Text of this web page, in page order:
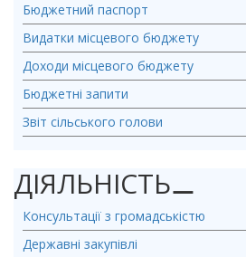
Бюджетний паспорт
Видатки місцевого бюджету
Доходи місцевого бюджету
Бюджетні запити
Звіт сільського голови
ДІЯЛЬНІСТЬ⚊
Консультації з громадськістю
Державні закупівлі